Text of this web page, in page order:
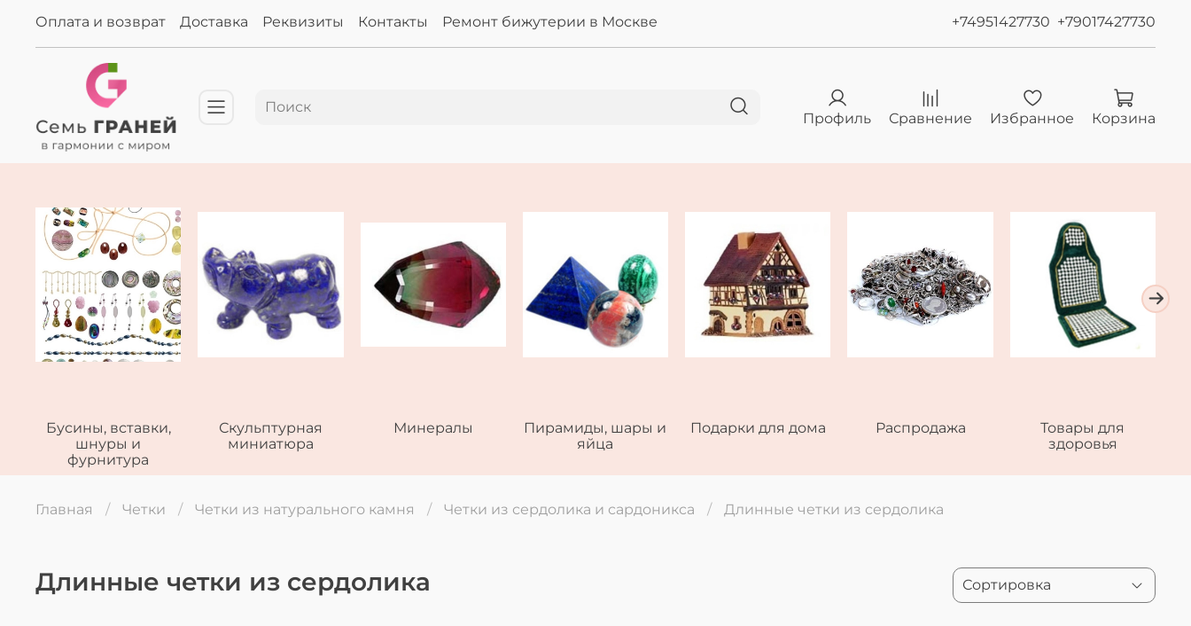
Оплата и возврат Доставка Реквизиты Контакты Ремонт бижутерии в Москве +74951427730 +79017427730
Профиль Сравнение Избранное Корзина
Бусины, вставки,
шнуры и
фурнитура
Скульптурная
миниатюра
Минералы
Пирамиды, шары и
яйца
Подарки для дома Распродажа
Товары для
здоровья
Главная Четки Четки из натурального камня Четки из сердолика и сардоникса Длинные четки из сердолика
Длинные четки из сердолика